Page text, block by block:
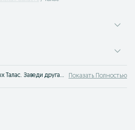
Продажа домашних животных Талас. Заведи друга прямо сейчас! На сервисе объявлений OLX Талас легко и быстро можно купить питомца. Показать Полностью